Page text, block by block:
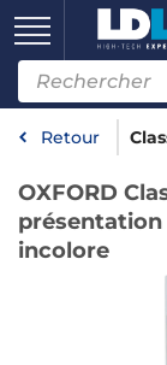
Retour
OXFORD
présentation
incolore